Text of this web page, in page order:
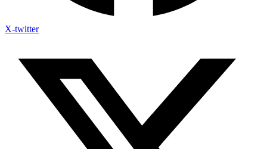
X-twitter